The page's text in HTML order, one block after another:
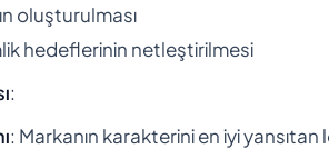
oluşturulması
hedeflerinin netleştirilmesi
:
: Markanın karakterini en iyi yansıtan